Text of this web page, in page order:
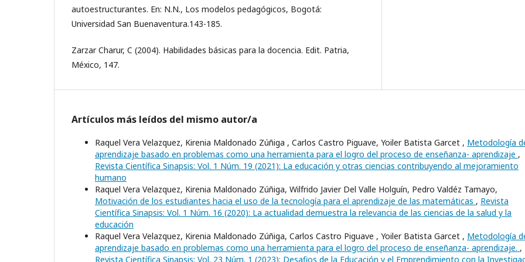
autoestructurantes. En: N.N., Los modelos pedagógicos, Bogotá:
Universidad San Buenaventura.143-185.
Zarzar Charur, C (2004). Habilidades básicas para la docencia. Edit. Patria,
México, 147.
Artículos más leídos del mismo autor/a
Raquel Vera Velazquez, Kirenia Maldonado Zúñiga , Carlos Castro Piguave, Yoiler Batista Garcet , Metodología
aprendizaje basado en problemas como una herramienta para el logro del proceso de enseñanza- aprendizaje ,
Revista Científica Sinapsis: Vol. 1 Núm. 19 (2021): La educación y otras ciencias contribuyendo al mejoramiento
humano
Raquel Vera Velazquez, Kirenia Maldonado Zúñiga, Wilfrido Javier Del Valle Holguín, Pedro Valdéz Tamayo,
Motivación de los estudiantes hacia el uso de la tecnología para el aprendizaje de las matemáticas , Revista
Científica Sinapsis: Vol. 1 Núm. 16 (2020): La actualidad demuestra la relevancia de las ciencias de la salud y la
educación
Raquel Vera Velazquez, Kirenia Maldonado Zúñiga, Carlos Castro Piguave , Yoiler Batista Garcet , Metodología
aprendizaje basado en problemas como una herramienta para el logro del proceso de enseñanza- aprendizaje. ,
Revista Científica Sinapsis: Vol. 23 Núm. 1 (2023): Desafios de la Educación y el Emprendimiento con la